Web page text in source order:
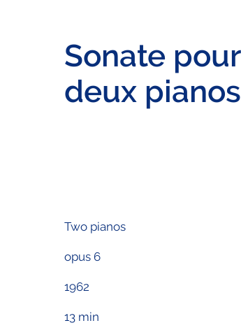
Sonate pour
deux pianos
Two pianos
opus 6
1962
13 min